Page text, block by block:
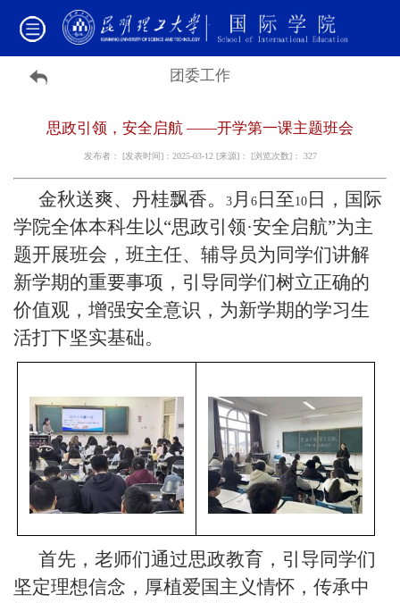
团委工作
思政引领，安全启航 ——开学第一课主题班会
发布者： [发表时间]：2025-03-12 [来源]： [浏览次数]： 327
金秋送爽、丹桂飘香。 3 月 6 日至10 日，国际
学院全体本科生以“思政引领·安全启航”为主
题开展班会，班主任、辅导员为同学们讲解
新学期的重要事项，引导同学们树立正确的
价值观，增强安全意识，为新学期的学习生
活打下坚实基础。
首先，老师们通过思政教育，引导同学们
坚定理想信念，厚植爱国主义情怀，传承中